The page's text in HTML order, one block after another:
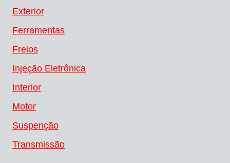
Exterior
Ferramentas
Freios
Injeção Eletrônica
Interior
Motor
Suspenção
Transmissão